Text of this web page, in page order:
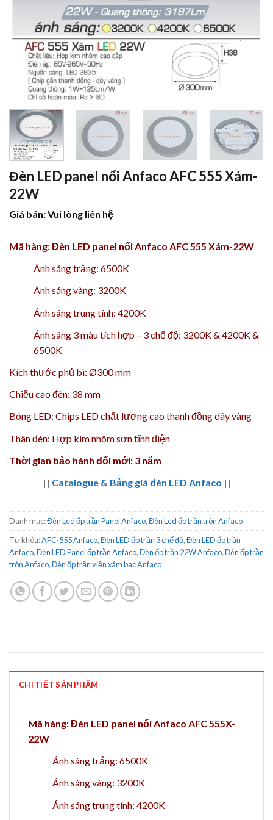
Đèn LED panel nổi Anfaco AFC 555 Xám-
22W
Giá bán: Vui lòng liên hệ
Mã hàng: Đèn LED panel nổi Anfaco AFC 555 Xám-22W
Ánh sáng trắng: 6500K
Ánh sáng vàng: 3200K
Ánh sáng trung tính: 4200K
Ánh sáng 3 màu tích hợp – 3 chế độ: 3200K & 4200K &
6500K
Kích thước phủ bì: Ø300 mm
Chiều cao đèn: 38 mm
Bóng LED: Chips LED chất lượng cao thanh đồng dây vàng
Thân đèn: Hợp kim nhôm sơn tĩnh điện
Thời gian bảo hành đổi mới: 3 năm
|| Catalogue & Bảng giá đèn LED Anfaco ||
Danh mục:Đèn Led ốp trần Panel Anfaco,Đèn Led ốp trần tròn Anfaco
Từ khóa:AFC-555 Anfaco,Đèn LED ốp trần 3 chế độ,Đèn LED ốp trần
Anfaco,Đèn LED Panel ốp trần Anfaco,Đèn ốp trần 22W Anfaco,Đèn ốp trần
tròn Anfaco,Đèn ốp trần viền xám bạc Anfaco
CHI TIẾT SẢN PHẨM
Mã hàng: Đèn LED panel nổi Anfaco AFC 555X-
22W
Ánh sáng trắng: 6500K
Ánh sáng vàng: 3200K
Ánh sáng trung tính: 4200K